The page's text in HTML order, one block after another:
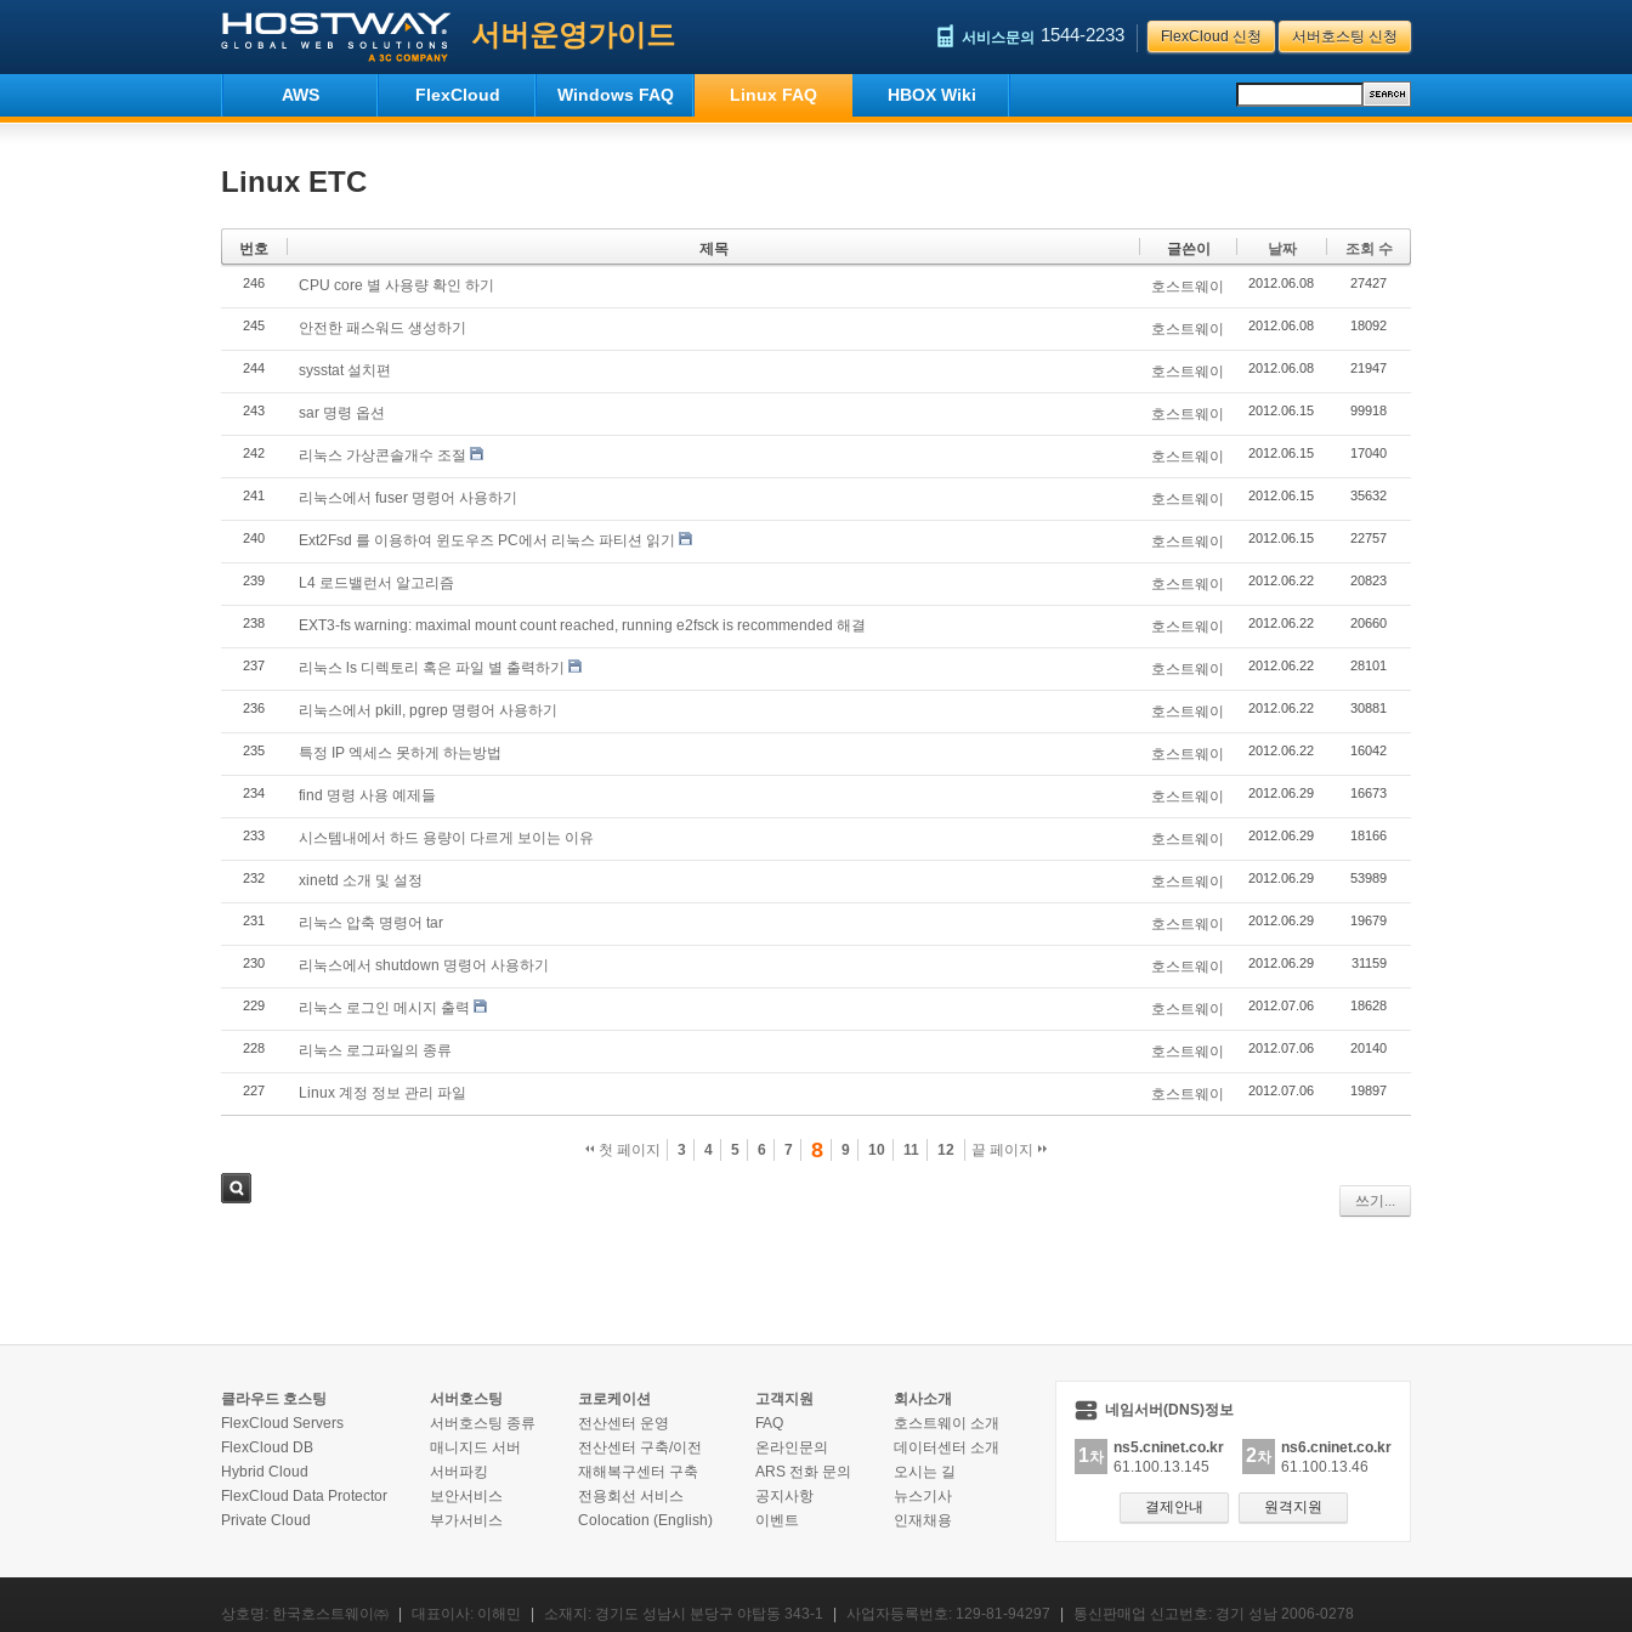
서버운영가이드 서비스문의 1544-2233 FlexCloud 신청 서버호스팅 신청
AWS FlexCloud Windows FAQ Linux FAQ HBOX Wiki
Linux ETC
번호 제목 글쓴이 날짜 조회 수
246 CPU core 별 사용량 확인 하기 호스트웨이 2012.06.08 27427
245 안전한 패스워드 생성하기 호스트웨이 2012.06.08 18092
244 sysstat 설치편 호스트웨이 2012.06.08 21947
243 sar 명령 옵션 호스트웨이 2012.06.15 99918
242 리눅스 가상콘솔개수 조절 호스트웨이 2012.06.15 17040
241 리눅스에서 fuser 명령어 사용하기 호스트웨이 2012.06.15 35632
240 Ext2Fsd 를 이용하여 윈도우즈 PC에서 리눅스 파티션 읽기 호스트웨이 2012.06.15 22757
239 L4 로드밸런서 알고리즘 호스트웨이 2012.06.22 20823
238 EXT3-fs warning: maximal mount count reached, running e2fsck is recommended 해결 호스트웨이 2012.06.22 20660
237 리눅스 ls 디렉토리 혹은 파일 별 출력하기 호스트웨이 2012.06.22 28101
236 리눅스에서 pkill, pgrep 명령어 사용하기 호스트웨이 2012.06.22 30881
235 특정 IP 엑세스 못하게 하는방법 호스트웨이 2012.06.22 16042
234 find 명령 사용 예제들 호스트웨이 2012.06.29 16673
233 시스템내에서 하드 용량이 다르게 보이는 이유 호스트웨이 2012.06.29 18166
232 xinetd 소개 및 설정 호스트웨이 2012.06.29 53989
231 리눅스 압축 명령어 tar 호스트웨이 2012.06.29 19679
230 리눅스에서 shutdown 명령어 사용하기 호스트웨이 2012.06.29 31159
229 리눅스 로그인 메시지 출력 호스트웨이 2012.07.06 18628
228 리눅스 로그파일의 종류 호스트웨이 2012.07.06 20140
227 Linux 계정 정보 관리 파일 호스트웨이 2012.07.06 19897
첫 페이지 3 4 5 6 7 8 9 10 11 12 끝 페이지
쓰기...
클라우드 호스팅
FlexCloud Servers
FlexCloud DB
Hybrid Cloud
FlexCloud Data Protector
Private Cloud
서버호스팅
서버호스팅 종류
매니지드 서버
서버파킹
보안서비스
부가서비스
코로케이션
전산센터 운영
전산센터 구축/이전
재해복구센터 구축
전용회선 서비스
Colocation (English)
고객지원
FAQ
온라인문의
ARS 전화 문의
공지사항
이벤트
회사소개
호스트웨이 소개
데이터센터 소개
오시는 길
뉴스기사
인재채용
네임서버(DNS)정보
1차
ns5.cninet.co.kr
61.100.13.145
2차
ns6.cninet.co.kr
61.100.13.46
결제안내 원격지원
상호명: 한국호스트웨이㈜ 대표이사: 이해민 소재지: 경기도 성남시 분당구 야탑동 343-1 사업자등록번호: 129-81-94297
통신판매업 신고번호: 경기 성남 2006-0278